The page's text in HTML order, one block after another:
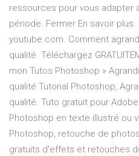
ressources pour vous adapter
période. Fermer En savoir
youtube.com. Comment
qualité. Téléchargez
mon Tutos Photoshop »
qualité Tutorial Photoshop,
qualité. Tuto gratuit pour
Photoshop en texte illustré ou
Photoshop, retouche de
gratuits d'effets et retouches